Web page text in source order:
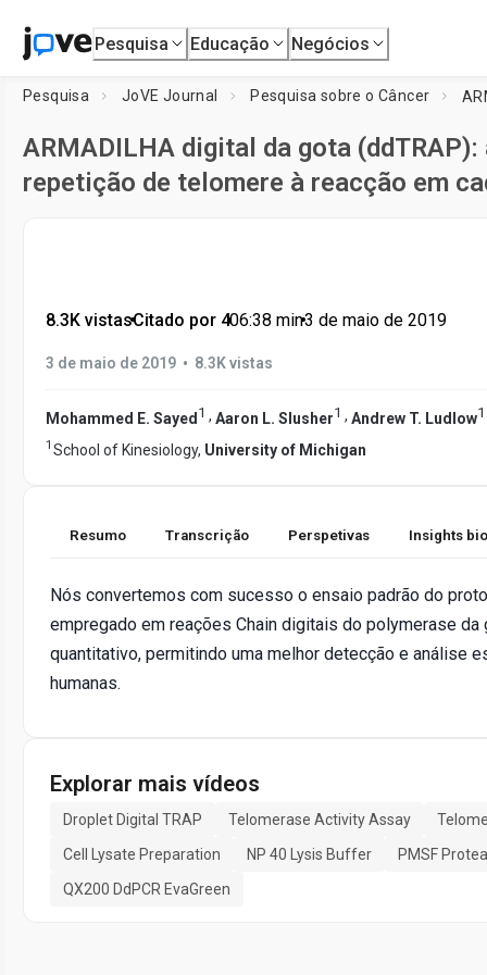
Pesquisa Educação Negócios
Pesquisa JoVE Journal Pesquisa sobre o Câncer
ARMADILHA digital da gota
repetição de telomere à reacção em
8.3K vistas•Citado por 4•06:38 min•3 de maio de 2019
3 de maio de 2019 • 8.3K vistas
Mohammed E. Sayed 1 , Aaron L. Slusher1 , Andrew T. Ludlow1
1 School of Kinesiology, University of Michigan
Resumo Transcrição Perspetivas Insights
Nós convertemos com sucesso o ensaio padrão do
empregado em reações Chain digitais do polymerase
quantitativo, permitindo uma melhor detecção e análise
humanas.
Explorar mais vídeos
Droplet Digital TRAP Telomerase Activity Assay
Cell Lysate Preparation
NP 40 Lysis Buffer
PMSF
QX200 DdPCR EvaGreen